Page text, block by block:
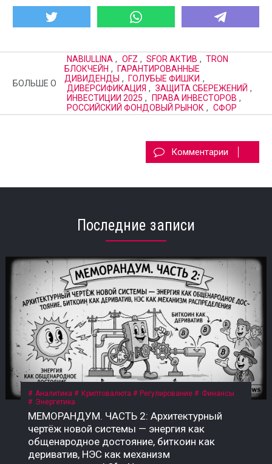
БОЛЬШЕ О
NABIULLINA , OFZ , SFOR АКТИВ , TRON
БЛОКЧЕЙН ,
ГАРАНТИРОВАННЫЕ
ДИВИДЕНДЫ , ГОЛУБЫЕ ФИШКИ ,
ДИВЕРСИФИКАЦИЯ , ЗАЩИТА СБЕРЕЖЕНИЙ ,
ИНВЕСТИЦИИ 2025 , ПРАВА ИНВЕСТОРОВ ,
РОССИЙСКИЙ ФОНДОВЫЙ РЫНОК , СФОР
Комментарии
Последние записи
Аналитика Криптовалюта Регулирование
Финансы
Энергетика
МЕМОРАНДУМ. ЧАСТЬ 2: Архитектурный
чертёж новой системы — энергия как
общенародное достояние, биткоин как
дериватив, НЭС как механизм